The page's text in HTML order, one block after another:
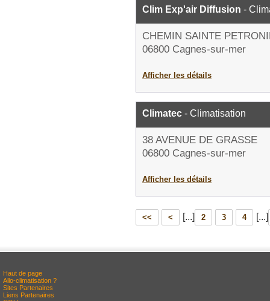
Clim Exp'air Diffusion -
CHEMIN SAINTE
06800 Cagnes-sur-mer
Afficher les détails
Climatec - Climatisation
38 AVENUE DE GRASSE
06800 Cagnes-sur-mer
Afficher les détails
<< < [...] 2 3 4 [...]
Haut de page
Allo-climatisation ?
Sites Partenaires
Liens Partenaires